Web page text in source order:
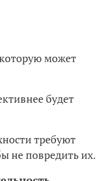
может
будет
требуют
не повредить их.